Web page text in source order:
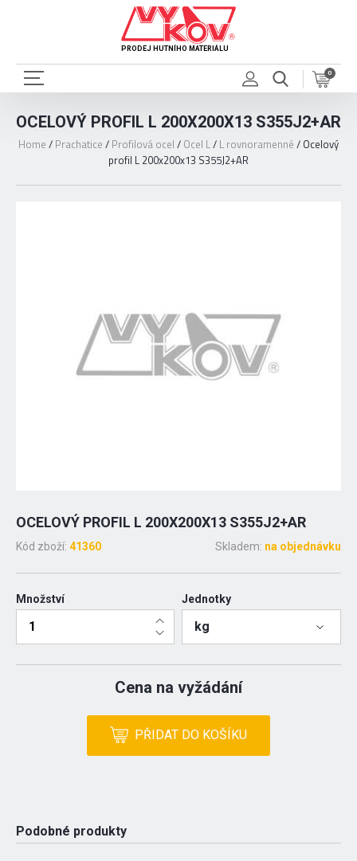
PRODEJ HUTNÍHO MATERIÁLU
0
OCELOVÝ PROFIL L 200X200X13 S355J2+AR
Home / Prachatice / Profilová ocel / Ocel L/ L rovnoramenné / Ocelový
profil L 200x200x13 S355J2+AR
OCELOVÝ PROFIL L 200X200X13 S355J2+AR
Kód zboží: 41360 Skladem: na objednávku
Množství Jednotky
kg
Cena na vyžádání
PŘIDAT DO KOŠÍKU
Podobné produkty